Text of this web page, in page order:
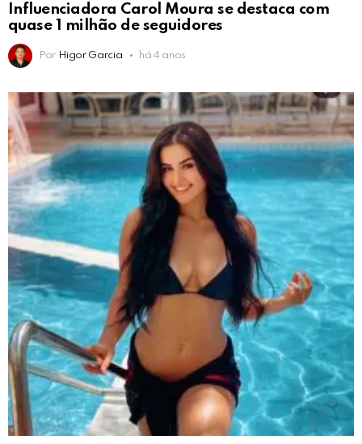
Influenciadora Carol Moura se destaca com
quase 1 milhão de seguidores
Por Higor Garcia há 4 anos